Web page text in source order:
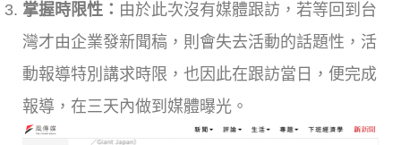
掌握時限性： 由於此次沒有媒體跟訪，若等回到台
灣才由企業發新聞稿，則會失去活動的話題性，活
動報導特別講求時限，也因此在跟訪當日，便完成
報導，在三天內做到媒體曝光。